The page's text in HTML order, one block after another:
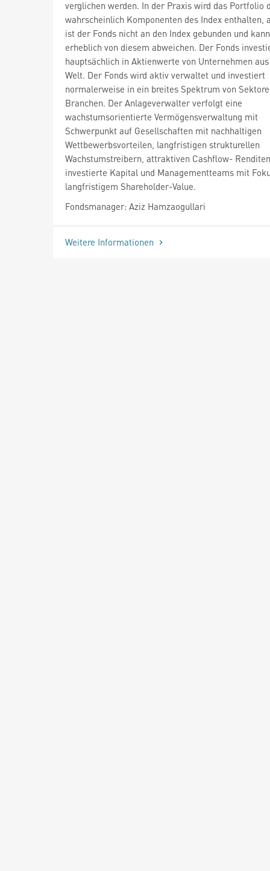
verglichen werden. In der Praxis wird das Portfolio
wahrscheinlich Komponenten des Index enthalten,
ist der Fonds nicht an den Index gebunden und
erheblich von diesem abweichen. Der Fonds
hauptsächlich in Aktienwerte von Unternehmen
Welt. Der Fonds wird aktiv verwaltet und investiert
normalerweise in ein breites Spektrum von
Branchen. Der Anlageverwalter verfolgt eine
wachstumsorientierte Vermögensverwaltung mit
Schwerpunkt auf Gesellschaften mit nachhaltigen
Wettbewerbsvorteilen, langfristigen strukturellen
Wachstumstreibern, attraktiven Cashflow-
investierte Kapital und Managementteams mit
langfristigem Shareholder-Value.
Fondsmanager: Aziz Hamzaogullari
Weitere Informationen